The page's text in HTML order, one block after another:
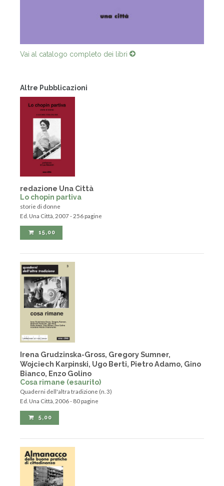
Vai al catalogo completo dei libri
Altre Pubblicazioni
redazione Una Città
Lo chopin partiva
storie di donne
Ed. Una Città, 2007 - 256 pagine
15,00
Irena Grudzinska-Gross, Gregory Sumner,
Wojciech Karpinski, Ugo Berti, Pietro Adamo, Gino
Bianco, Enzo Golino
Cosa rimane (esaurito)
Quaderni dell'altra tradizione (n. 3)
Ed. Una Città, 2006 - 80 pagine
5,00